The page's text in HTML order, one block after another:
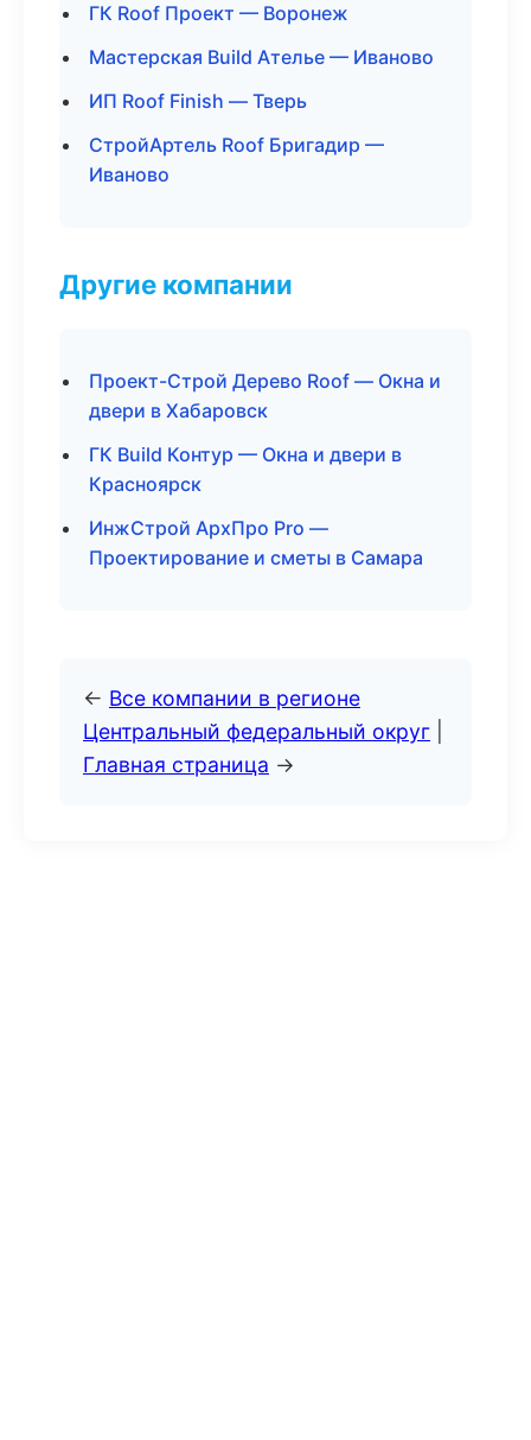
ГК Roof Проект — Воронеж
Мастерская Build Ателье — Иваново
ИП Roof Finish — Тверь
СтройАртель Roof Бригадир —
Иваново
Другие компании
Проект-Строй Дерево Roof — Окна и
двери в Хабаровск
ГК Build Контур — Окна и двери в
Красноярск
ИнжСтрой АрхПро Pro —
Проектирование и сметы в Самара
← Все компании в регионе
Центральный федеральный округ
Главная страница →